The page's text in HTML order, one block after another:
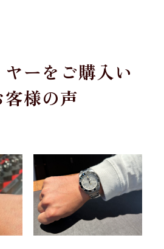
ーをご購入い
様の声